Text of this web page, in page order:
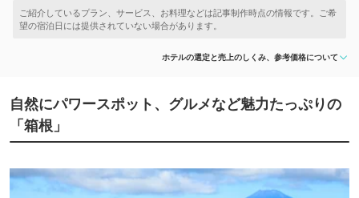
ホテルの選定と売上のしくみ、参考価格について
自然にパワースポット、グルメなど魅力たっぷりの
「箱根」